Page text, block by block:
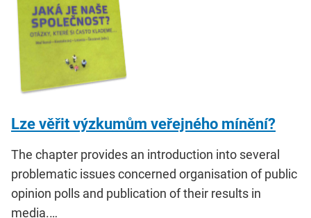
Lze věřit výzkumům veřejného mínění?
The chapter provides an introduction into several
problematic issues concerned organisation of public
opinion polls and publication of their results in
media.…